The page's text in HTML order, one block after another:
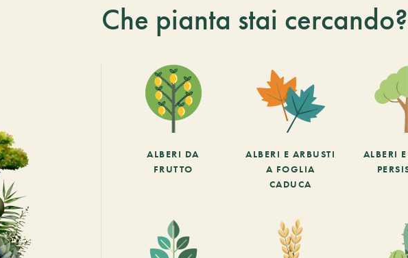
Che pianta stai cercando?
ALBERI DA
FRUTTO
ALBERI E ARBUSTI
A FOGLIA
CADUCA
ALBERI